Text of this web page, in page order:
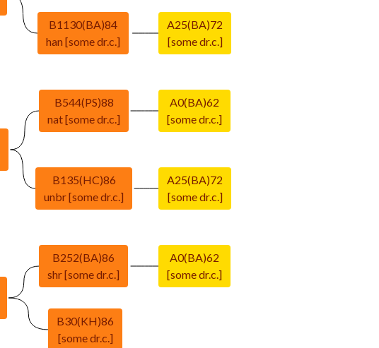
B30(KH)86
[some dr.c.]
A0(BA)62
[some dr.c.]
B252(BA)86
shr [some dr.c.]
A25(BA)72
[some dr.c.]
B135(HC)86
unbr [some dr.c.]
A0(BA)62
[some dr.c.]
B544(PS)88
nat [some dr.c.]
A25(BA)72
[some dr.c.]
B1130(BA)84
han [some dr.c.]